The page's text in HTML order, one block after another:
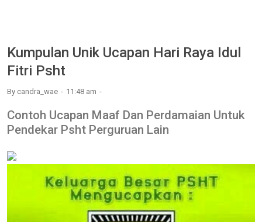
Kumpulan Unik Ucapan Hari Raya Idul
Fitri Psht
By candra_wae 11:48 am
Contoh Ucapan Maaf Dan Perdamaian Untuk
Pendekar Psht Perguruan Lain